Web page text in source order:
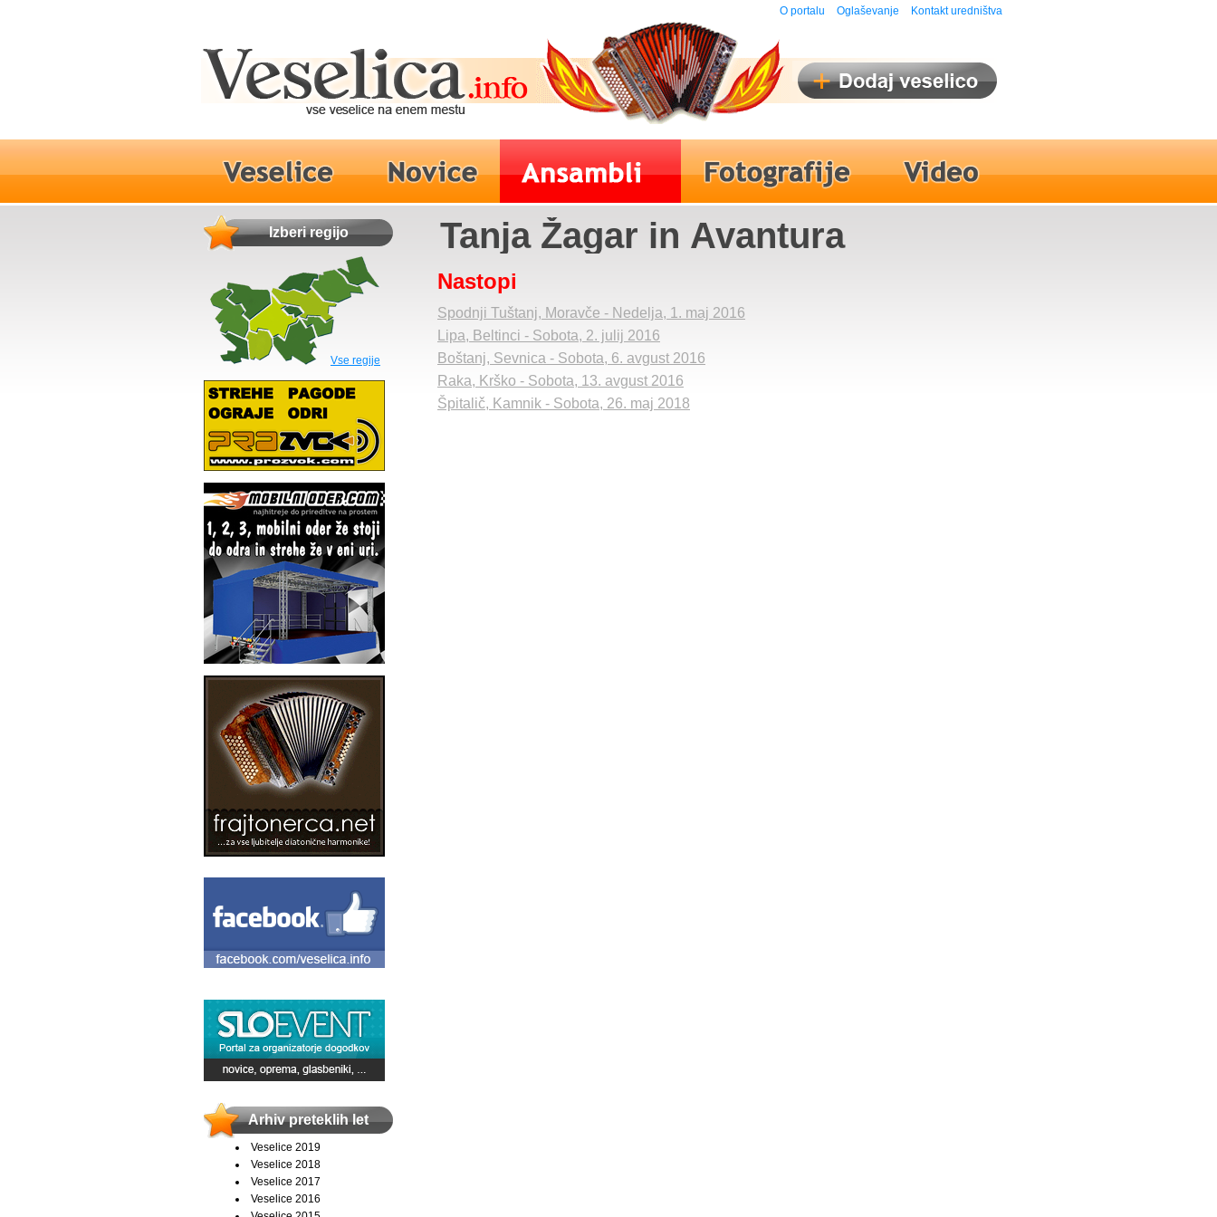
O portalu Oglaševanje Kontakt uredništva
Izberi regijo
Vse regije
Arhiv preteklih let
Veselice 2019
Veselice 2018
Veselice 2017
Veselice 2016
Tanja Žagar in Avantura
Nastopi
Spodnji Tuštanj, Moravče - Nedelja, 1. maj 2016
Lipa, Beltinci - Sobota, 2. julij 2016
Boštanj, Sevnica - Sobota, 6. avgust 2016
Raka, Krško - Sobota, 13. avgust 2016
Špitalič, Kamnik - Sobota, 26. maj 2018